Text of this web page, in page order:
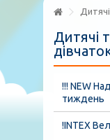
Дитячі
!!! NEW
тиждень
!INTEX